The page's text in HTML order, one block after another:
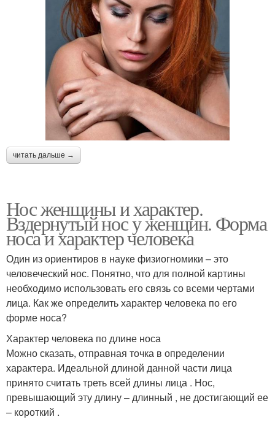
Люди с греческим
носом
Орлиный нос
Знаменитости с
орлиным носом
Характер по носу
Арочный нос
читать дальше →
Нос женщины и характер.
Вздернутый нос у женщин. Форма
носа и характер человека
Один из ориентиров в науке физиогномики – это
человеческий нос. Понятно, что для полной картины
необходимо использовать его связь со всеми чертами
лица. Как же определить характер человека по его
форме носа?
Характер человека по длине носа
Можно сказать, отправная точка в определении
характера. Идеальной длиной данной части лица
принято считать треть всей длины лица . Нос,
превышающий эту длину – длинный , не достигающий ее
– короткий .